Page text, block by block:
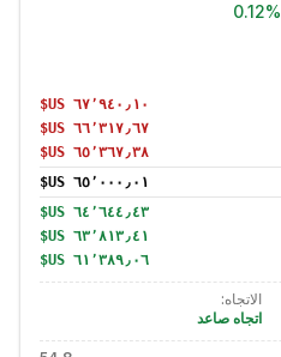
0.12%
الاتجاه:
اتجاه صاعد